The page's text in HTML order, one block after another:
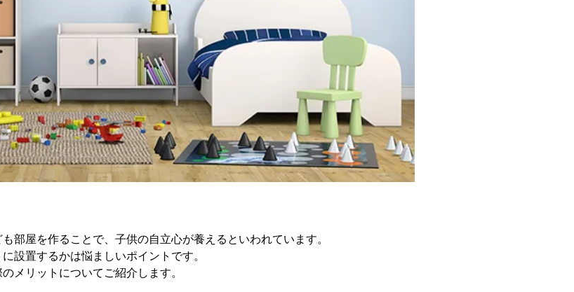
部屋を作ることで、子供の自立心が養えるといわれています。
設置するかは悩ましいポイントです。
メリットについてご紹介します。